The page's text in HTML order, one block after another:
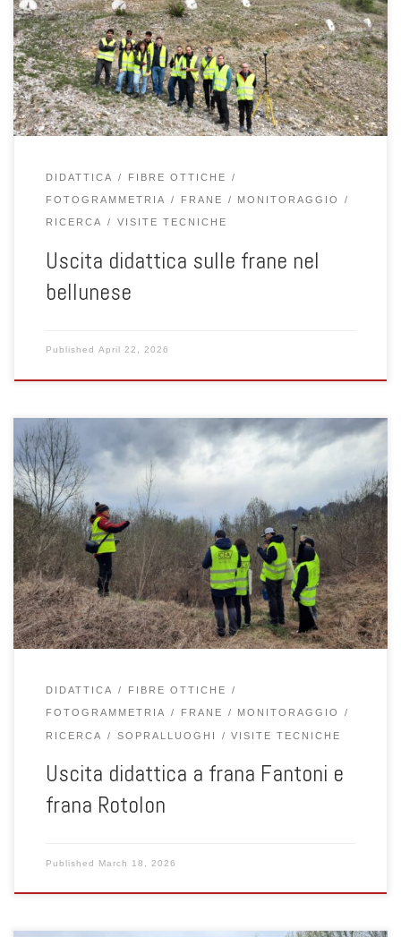
Ingegneria Civile), insieme agli studenti del corso Geotechnical
Design in Land Protection (Laurea Magistrale in Environmental
Engineering), hanno partecipato a un’uscita tecnica dedicata allo
studio di alcune frane nell’area […]
DIDATTICA FIBRE OTTICHE
FOTOGRAMMETRIA FRANE MONITORAGGIO
RICERCA VISITE TECNICHE
Uscita didattica sulle frane nel
bellunese
Published April 22, 2026
Nella giornata del 18 marzo 2026 si è svolta un’uscita didattica
nell’area della Frana Fantoni (Recoaro, VI) con gli studenti del
corso di dottorato in Advanced Monitoring and Modelling in
Geotechnical Engineering. L’attività ha rappresentato un momento
di approfondimento sul campo delle principali tecniche di
monitoraggio applicate a fenomeni franosi […]
DIDATTICA FIBRE OTTICHE
FOTOGRAMMETRIA FRANE MONITORAGGIO
RICERCA SOPRALLUOGHI VISITE TECNICHE
Uscita didattica a frana Fantoni e
frana Rotolon
Published March 18, 2026